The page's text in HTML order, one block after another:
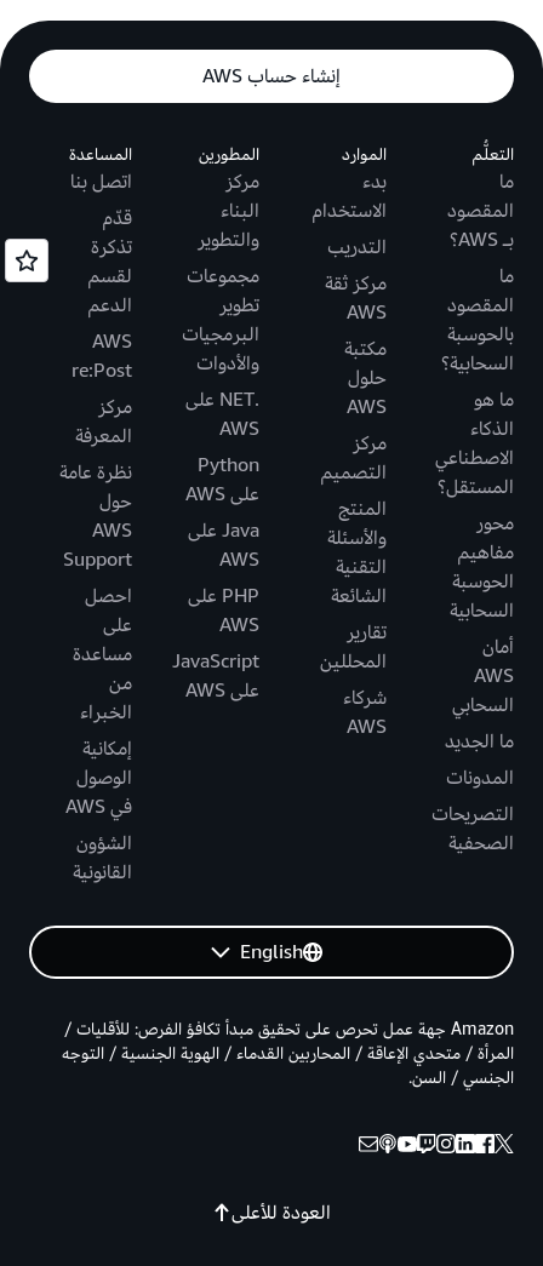
إنشاء حساب AWS
التعلُّم
ما
المقصود
بـ AWS؟
ما
المقصود
بالحوسبة
السحابية؟
ما هو
الذكاء
الاصطناعي
المستقل؟
محور
مفاهيم
الحوسبة
السحابية
أمان
AWS
السحابي
ما الجديد
المدونات
التصريحات
الصحفية
الموارد
بدء
الاستخدام
التدريب
مركز ثقة
AWS
مكتبة
حلول
AWS
مركز
التصميم
المنتج
والأسئلة
التقنية
الشائعة
تقارير
المحللين
شركاء
AWS
المطورين
مركز
البناء
والتطوير
مجموعات
تطوير
البرمجيات
والأدوات
.NET على
AWS
Python
على AWS
Java على
AWS
PHP على
AWS
JavaScript
على AWS
المساعدة
اتصل بنا
قدّم
تذكرة
لقسم
الدعم
AWS
re:Post
مركز
المعرفة
نظرة عامة
حول
AWS
Support
احصل
على
مساعدة
من
الخبراء
إمكانية
الوصول
في AWS
الشؤون
القانونية
English
العودة للأعلى
Amazon جهة عمل تحرص على تحقيق مبدأ تكافؤ الفرص: للأقليات /
المرأة / متحدي الإعاقة / المحاربين القدماء / الهوية الجنسية / التوجه
الجنسي / السن.